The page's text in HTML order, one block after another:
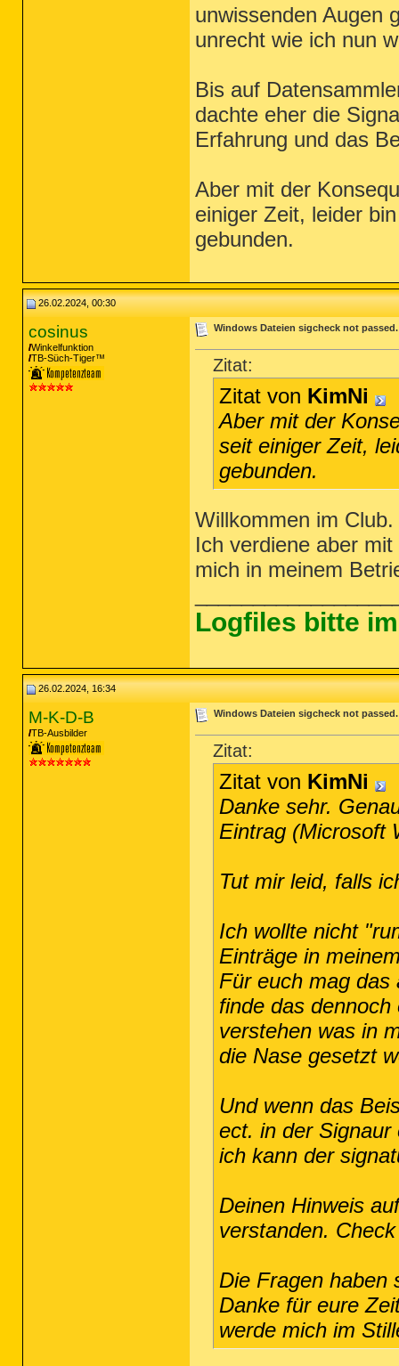
unwissenden Augen
unrecht wie ich nun
Bis auf
dachte eher die
Erfahrung und das
Aber mit der
einiger Zeit, leider
gebunden.
26.02.2024, 00:30
cosinus
Winkelfunktion
TB-Süch-Tiger™
Windows Dateien sigcheck not
Zitat:
Zitat von KimNi
Aber mit der
seit einiger Zeit,
gebunden.
Willkommen im Club.
Ich verdiene aber
mich in meinem
Logfiles bitte
26.02.2024, 16:34
M-K-D-B
TB-Ausbilder
Windows Dateien sigcheck not
Zitat:
Zitat von KimNi
Danke sehr.
Eintrag (Microsoft
Tut mir leid, falls
Ich wollte nicht
Einträge in
Für euch mag das
finde das
verstehen was in
die Nase gesetzt
Und wenn das
ect. in der
ich kann der
Deinen Hinweis
verstanden.
Die Fragen haben
Danke für eure
werde mich im